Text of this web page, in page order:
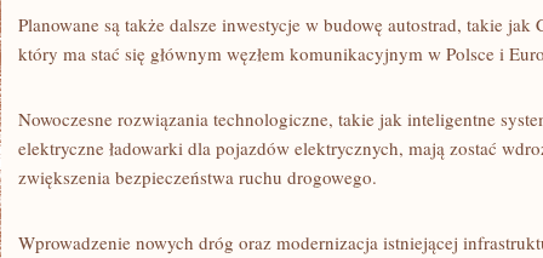
Planowane są także dalsze inwestycje w budowę autostrad, takie
który ​ma stać⁣ się głównym⁣ węzłem⁤ komunikacyjnym w Polsce ⁣i
Nowoczesne rozwiązania technologiczne, takie jak inteligentne
elektryczne ładowarki dla ​pojazdów ⁣elektrycznych, mają ⁤zostać
zwiększenia bezpieczeństwa ruchu drogowego.
Wprowadzenie nowych dróg oraz modernizacja⁢ istniejącej⁤